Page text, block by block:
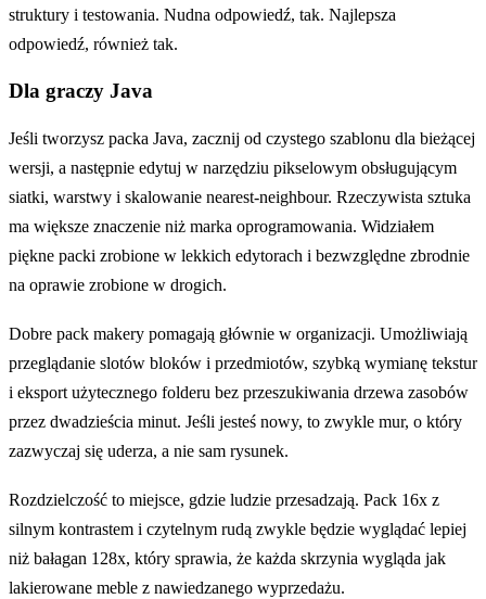
struktury i testowania. Nudna odpowiedź, tak. Najlepsza
odpowiedź, również tak.
Dla graczy Java
Jeśli tworzysz packa Java, zacznij od czystego szablonu dla bieżącej
wersji, a następnie edytuj w narzędziu pikselowym obsługującym
siatki, warstwy i skalowanie nearest-neighbour. Rzeczywista sztuka
ma większe znaczenie niż marka oprogramowania. Widziałem
piękne packi zrobione w lekkich edytorach i bezwzględne zbrodnie
na oprawie zrobione w drogich.
Dobre pack makery pomagają głównie w organizacji. Umożliwiają
przeglądanie slotów bloków i przedmiotów, szybką wymianę tekstur
i eksport użytecznego folderu bez przeszukiwania drzewa zasobów
przez dwadzieścia minut. Jeśli jesteś nowy, to zwykle mur, o który
zazwyczaj się uderza, a nie sam rysunek.
Rozdzielczość to miejsce, gdzie ludzie przesadzają. Pack 16x z
silnym kontrastem i czytelnym rudą zwykle będzie wyglądać lepiej
niż bałagan 128x, który sprawia, że każda skrzynia wygląda jak
lakierowane meble z nawiedzanego wyprzedażu.